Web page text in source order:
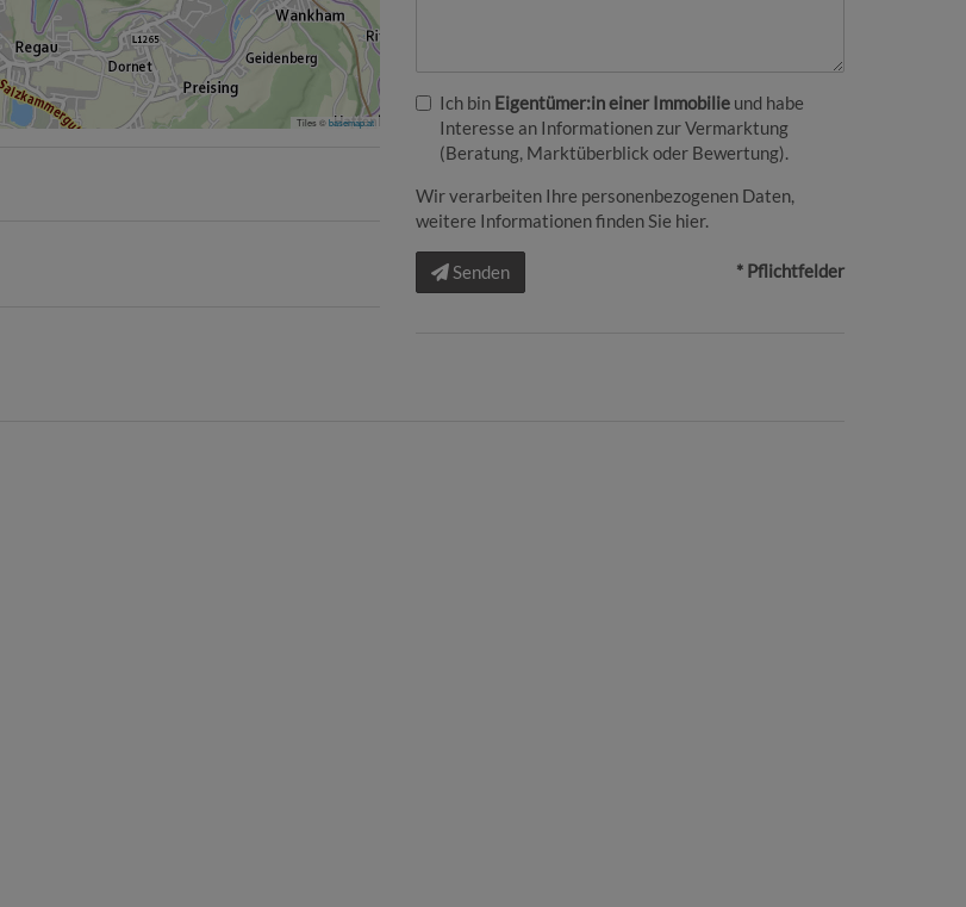
Tiles ©basemap.at
Ich bin Eigentümer:in einer Immobilie und habe
Interesse an Informationen zur Vermarktung
(Beratung, Marktüberblick oder Bewertung).
Wir verarbeiten Ihre personenbezogenen Daten,
weitere Informationen finden Sie hier.
Senden * Pflichtfelder